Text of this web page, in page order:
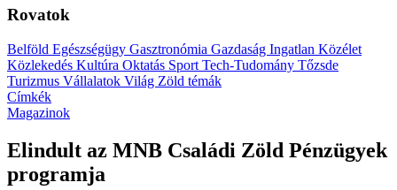
Rovatok
Belföld Egészségügy Gasztronómia Gazdaság Ingatlan Közélet
Közlekedés Kultúra Oktatás Sport Tech-Tudomány Tőzsde
Turizmus Vállalatok Világ Zöld témák
Címkék
Magazinok
Elindult az MNB Családi Zöld Pénzügyek
programja